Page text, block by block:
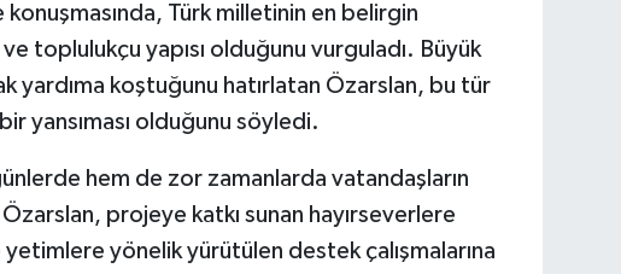
Türk milletinin en belirgin
toplulukçu yapısı olduğunu vurguladı. Büyük
yardıma koştuğunu hatırlatan Özarslan, bu tür
yansıması olduğunu söyledi.
hem de zor zamanlarda vatandaşların
projeye katkı sunan hayırseverlere
yönelik yürütülen destek çalışmalarına